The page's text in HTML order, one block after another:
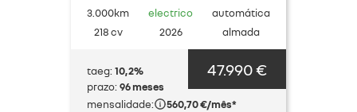
3.000km
218 cv
electrico
2026
automática
almada
taeg:10,2%
prazo:96 meses
mensalidade:
560,70 €/mês*
47.990 €